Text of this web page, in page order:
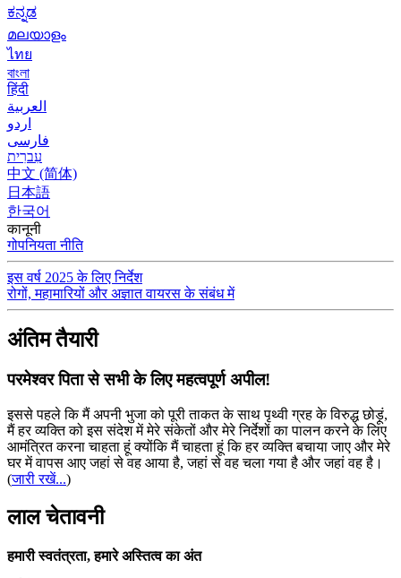
ಕನ್ನಡ
മലയാളം
ไทย
বাংলা
हिंदी
العربية
اردو
فارسی
עִברִית
中文 (简体)
日本語
한국어
कानूनी
गोपनियता नीति
इस वर्ष 2025 के लिए निर्देश
रोगों, महामारियों और अज्ञात वायरस के संबंध में
अंतिम तैयारी
परमेश्वर पिता से सभी के लिए महत्वपूर्ण अपील!
इससे पहले कि मैं अपनी भुजा को पूरी ताकत के साथ पृथ्वी ग्रह के विरुद्ध छोड़ूं,
मैं हर व्यक्ति को इस संदेश में मेरे संकेतों और मेरे निर्देशों का पालन करने के लिए
आमंत्रित करना चाहता हूं क्योंकि मैं चाहता हूं कि हर व्यक्ति बचाया जाए और मेरे
घर में वापस आए जहां से वह आया है, जहां से वह चला गया है और जहां वह है।
(जारी रखें...)
लाल चेतावनी
हमारी स्वतंत्रता, हमारे अस्तित्व का अंत